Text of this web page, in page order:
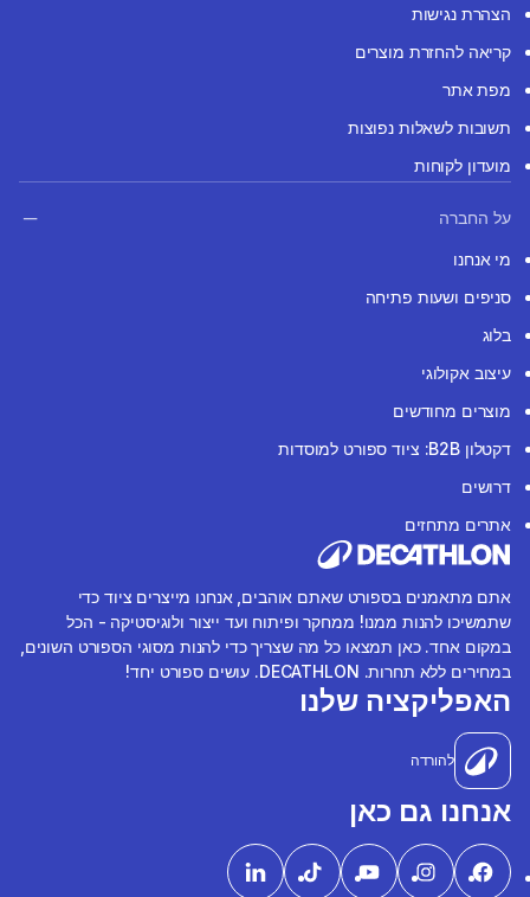
הצהרת נגישות
קריאה להחזרת מוצרים
מפת אתר
תשובות לשאלות נפוצות
מועדון לקוחות
על החברה
מי אנחנו
סניפים ושעות פתיחה
בלוג
עיצוב אקולוגי
מוצרים מחודשים
דקטלון B2B: ציוד ספורט למוסדות
דרושים
אתרים מתחזים
אתם מתאמנים בספורט שאתם אוהבים, אנחנו מייצרים ציוד כדי
שתמשיכו להנות ממנו! ממחקר ופיתוח ועד ייצור ולוגיסטיקה - הכל
במקום אחד. כאן תמצאו כל מה שצריך כדי להנות מסוגי הספורט השונים,
במחירים ללא תחרות. DECATHLON. עושים ספורט יחד!
האפליקציה שלנו
להורדה
אנחנו גם כאן